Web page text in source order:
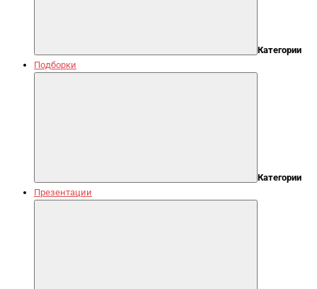
Категории
Подборки
Категории
Презентации